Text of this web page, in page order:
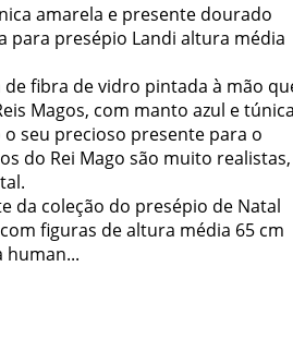
amarela e presente dourado
para presépio Landi altura média
fibra de vidro pintada à mão
Magos, com manto azul e
seu precioso presente para o
do Rei Mago são muito realistas,
da coleção do presépio de Natal
figuras de altura média 65 cm
human...